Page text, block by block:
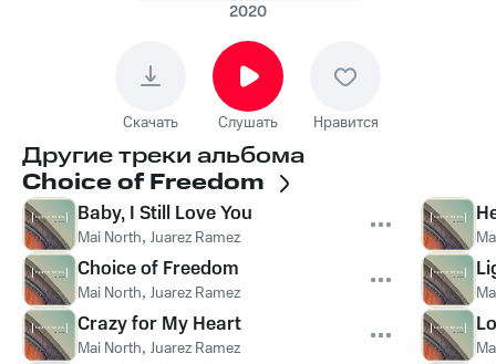
2020
Скачать Слушать Нравится
Другие треки альбома
Choice of Freedom
Baby, I Still Love You
Mai North, Juarez Ramez
Choice of Freedom
Mai North, Juarez Ramez
Crazy for My Heart
Mai North, Juarez Ramez